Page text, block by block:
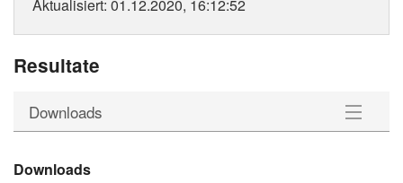
Aktualisiert: 01.12.2020, 16:12:52
Resultate
Downloads
Downloads